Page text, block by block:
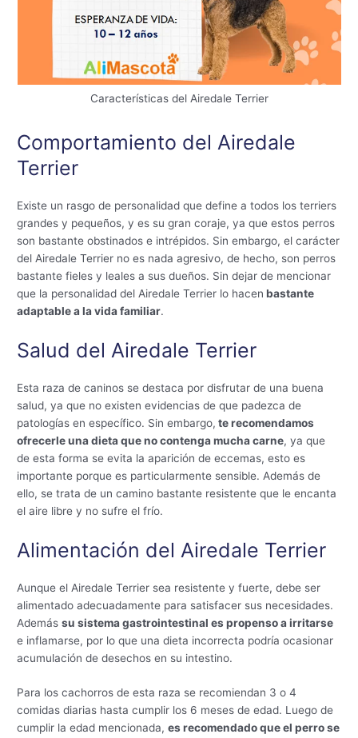
Características del Airedale Terrier
Comportamiento del Airedale
Terrier
Existe un rasgo de personalidad que define a todos los terriers
grandes y pequeños, y es su gran coraje, ya que estos perros
son bastante obstinados e intrépidos. Sin embargo, el carácter
del Airedale Terrier no es nada agresivo, de hecho, son perros
bastante fieles y leales a sus dueños. Sin dejar de mencionar
que la personalidad del Airedale Terrier lo hacen bastante
adaptable a la vida familiar.
Salud del Airedale Terrier
Esta raza de caninos se destaca por disfrutar de una buena
salud, ya que no existen evidencias de que padezca de
patologías en específico. Sin embargo, te recomendamos
ofrecerle una dieta que no contenga mucha carne, ya que
de esta forma se evita la aparición de eccemas, esto es
importante porque es particularmente sensible. Además de
ello, se trata de un camino bastante resistente que le encanta
el aire libre y no sufre el frío.
Alimentación del Airedale Terrier
Aunque el Airedale Terrier sea resistente y fuerte, debe ser
alimentado adecuadamente para satisfacer sus necesidades.
Ademássu sistema gastrointestinal es propenso a irritarse
e inflamarse, por lo que una dieta incorrecta podría ocasionar
acumulación de desechos en su intestino.
Para los cachorros de esta raza se recomiendan 3 o 4
comidas diarias hasta cumplir los 6 meses de edad. Luego de
cumplir la edad mencionada,es recomendado que el perro se